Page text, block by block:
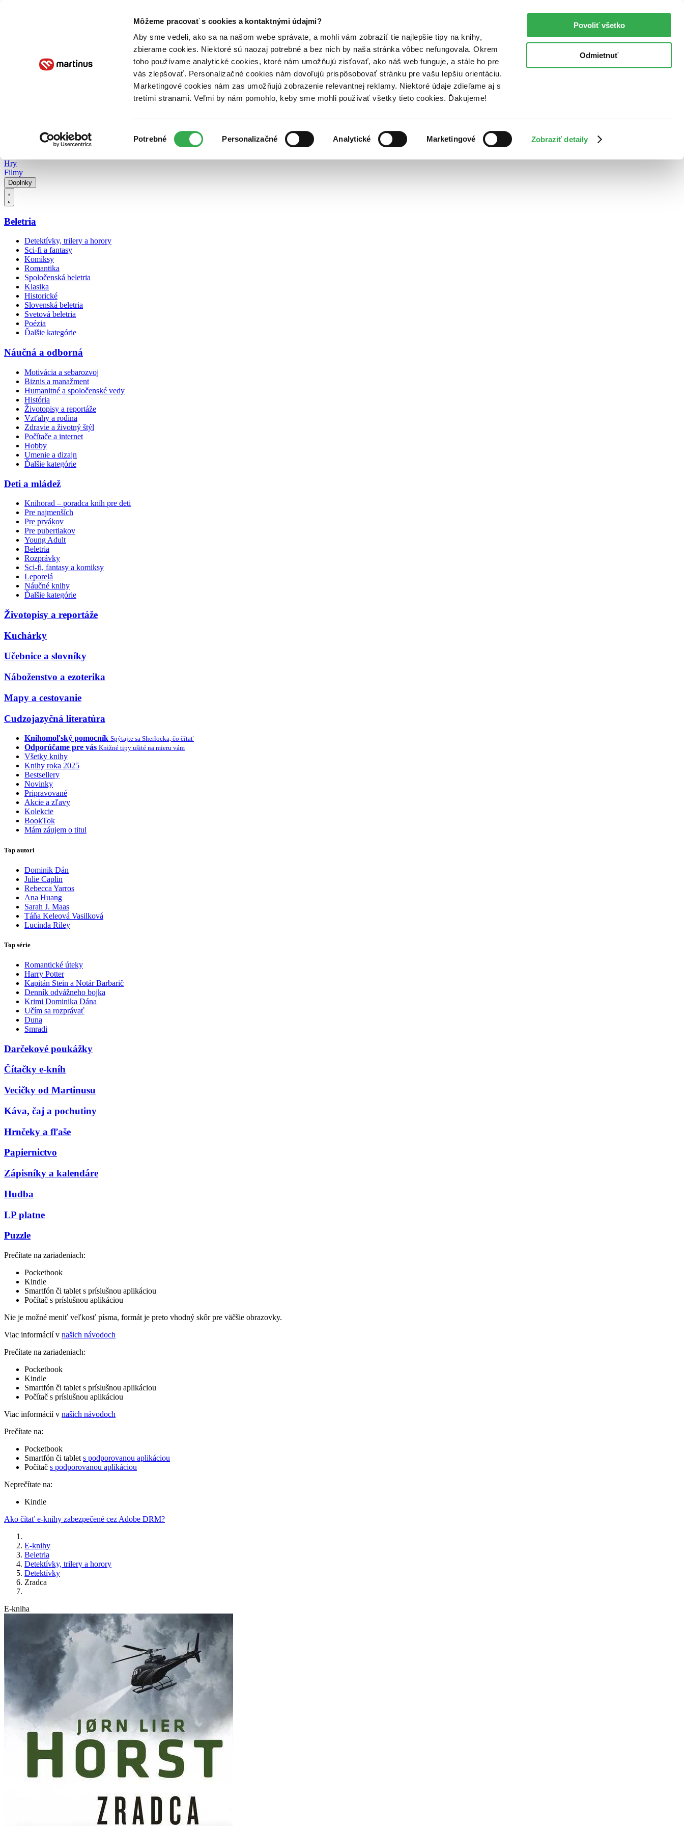
Môžeme pracovať s cookies a kontaktnými údajmi?
Aby sme vedeli, ako sa na našom webe správate, a mohli vám zobraziť tie najlepšie tipy na knihy,
zbierame cookies. Niektoré sú naozaj potrebné a bez nich by naša stránka vôbec nefungovala. Okrem
toho používame analytické cookies, ktoré nám umožňujú zisťovať, ako náš web funguje, a stále ho pre
vás zlepšovať. Personalizačné cookies nám dovoľujú prispôsobovať stránku pre vašu lepšiu orientáciu.
Marketingové cookies nám zas umožňujú zobrazenie relevantnej reklamy. Niektoré údaje zdieľame aj s
tretími stranami. Veľmi by nám pomohlo, keby sme mohli používať všetky tieto cookies. Ďakujeme!
súhlasu
Potrebné Personalizačné Analytické Marketingové Zobraziť detaily
Povoliť všetko
Odmietnuť
Poukážky Kontakt
Hry
Filmy
Doplnky
Beletria
Detektívky, trilery a horory
Sci-fi a fantasy
Komiksy
Romantika
Spoločenská beletria
Klasika
Historické
Slovenská beletria
Svetová beletria
Poézia
Ďalšie kategórie
Náučná a odborná
Motivácia a sebarozvoj
Biznis a manažment
Humanitné a spoločenské vedy
História
Životopisy a reportáže
Vzťahy a rodina
Zdravie a životný štýl
Počítače a internet
Hobby
Umenie a dizajn
Ďalšie kategórie
Deti a mládež
Knihorad – poradca kníh pre deti
Pre najmenších
Pre prvákov
Pre pubertiakov
Young Adult
Beletria
Rozprávky
Sci-fi, fantasy a komiksy
Leporelá
Náučné knihy
Ďalšie kategórie
Životopisy a reportáže
Kuchárky
Učebnice a slovníky
Náboženstvo a ezoterika
Mapy a cestovanie
Cudzojazyčná literatúra
Knihomoľský pomocník Spýtajte sa Sherlocka, čo čítať
Odporúčame pre vás Knižné tipy ušité na mieru vám
Všetky knihy
Knihy roka 2025
Bestsellery
Novinky
Pripravované
Akcie a zľavy
Kolekcie
BookTok
Mám záujem o titul
Top autori
Dominik Dán
Julie Caplin
Rebecca Yarros
Ana Huang
Sarah J. Maas
Táňa Keleová Vasilková
Lucinda Riley
Top série
Romantické úteky
Harry Potter
Kapitán Stein a Notár Barbarič
Denník odvážneho bojka
Krimi Dominika Dána
Učím sa rozprávať
Duna
Smradi
Darčekové poukážky
Čítačky e-kníh
Vecičky od Martinusu
Káva, čaj a pochutiny
Hrnčeky a fľaše
Papiernictvo
Zápisníky a kalendáre
Hudba
LP platne
Puzzle
Prečítate na zariadeniach:
Pocketbook
Kindle
Smartfón či tablet s príslušnou aplikáciou
Počítač s príslušnou aplikáciou
Nie je možné meniť veľkosť písma, formát je preto vhodný skôr pre väčšie obrazovky.
Viac informácií v našich návodoch
Prečítate na zariadeniach:
Pocketbook
Kindle
Smartfón či tablet s príslušnou aplikáciou
Počítač s príslušnou aplikáciou
Viac informácií v našich návodoch
Prečítate na:
Pocketbook
Smartfón či tablet s podporovanou aplikáciou
Počítač s podporovanou aplikáciou
Neprečítate na:
Kindle
Ako čítať e-knihy zabezpečené cez Adobe DRM?
E-knihy
Beletria
Detektívky, trilery a horory
Detektívky
Zradca
E-kniha